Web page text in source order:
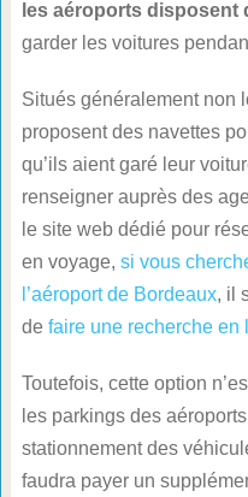
les aéroports disposent
garder les voitures
Situés généralement non
proposent des navettes
qu’ils aient garé leur
renseigner auprès des
le site web dédié pour
en voyage, si vous
l’aéroport de Bordeaux, il
de faire une recherche en
Toutefois, cette option
les parkings des
stationnement des
faudra payer un